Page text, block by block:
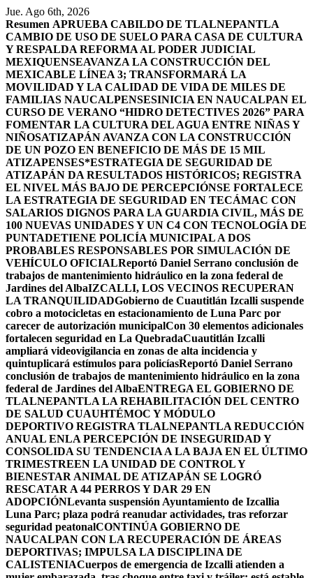
Saltar
al
contenido
Jue. Ago 6th, 2026
Resumen APRUEBA CABILDO DE TLALNEPANTLA
CAMBIO DE USO DE SUELO PARA CASA DE CULTURA
Y RESPALDA REFORMA AL PODER JUDICIAL
MEXIQUENSEAVANZA LA CONSTRUCCIÓN DEL
MEXICABLE LÍNEA 3; TRANSFORMARÁ LA
MOVILIDAD Y LA CALIDAD DE VIDA DE MILES DE
FAMILIAS NAUCALPENSESINICIA EN NAUCALPAN EL
CURSO DE VERANO “HIDRO DETECTIVES 2026” PARA
FOMENTAR LA CULTURA DEL AGUA ENTRE NIÑAS Y
NIÑOSATIZAPÁN AVANZA CON LA CONSTRUCCIÓN
DE UN POZO EN BENEFICIO DE MÁS DE 15 MIL
ATIZAPENSES*ESTRATEGIA DE SEGURIDAD DE
ATIZAPÁN DA RESULTADOS HISTÓRICOS; REGISTRA
EL NIVEL MÁS BAJO DE PERCEPCIÓNSE FORTALECE
LA ESTRATEGIA DE SEGURIDAD EN TECÁMAC CON
SALARIOS DIGNOS PARA LA GUARDIA CIVIL, MÁS DE
100 NUEVAS UNIDADES Y UN C4 CON TECNOLOGÍA DE
PUNTADETIENE POLICÍA MUNICIPAL A DOS
PROBABLES RESPONSABLES POR SIMULACIÓN DE
VEHÍCULO OFICIALReportó Daniel Serrano conclusión de
trabajos de mantenimiento hidráulico en la zona federal de
Jardines del AlbaIZCALLI, LOS VECINOS RECUPERAN
LA TRANQUILIDADGobierno de Cuautitlán Izcalli suspende
cobro a motocicletas en estacionamiento de Luna Parc por
carecer de autorización municipalCon 30 elementos adicionales
fortalecen seguridad en La QuebradaCuautitlán Izcalli
ampliará videovigilancia en zonas de alta incidencia y
quintuplicará estímulos para policíasReportó Daniel Serrano
conclusión de trabajos de mantenimiento hidráulico en la zona
federal de Jardines del AlbaENTREGA EL GOBIERNO DE
TLALNEPANTLA LA REHABILITACIÓN DEL CENTRO
DE SALUD CUAUHTÉMOC Y MÓDULO
DEPORTIVO REGISTRA TLALNEPANTLA REDUCCIÓN
ANUAL ENLA PERCEPCIÓN DE INSEGURIDAD Y
CONSOLIDA SU TENDENCIA A LA BAJA EN EL ÚLTIMO
TRIMESTREEN LA UNIDAD DE CONTROL Y
BIENESTAR ANIMAL DE ATIZAPÁN SE LOGRÓ
RESCATAR A 44 PERROS Y DAR 29 EN
ADOPCIÓNLevanta suspensión Ayuntamiento de Izcallia
Luna Parc; plaza podrá reanudar actividades, tras reforzar
seguridad peatonalCONTINÚA GOBIERNO DE
NAUCALPAN CON LA RECUPERACIÓN DE ÁREAS
DEPORTIVAS; IMPULSA LA DISCIPLINA DE
CALISTENIACuerpos de emergencia de Izcalli atienden a